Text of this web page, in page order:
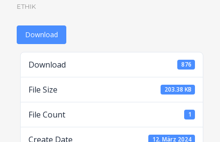
ETHIK
Download
Download 876
File Size 203.38 KB
File Count 1
Create Date 12. März 2024